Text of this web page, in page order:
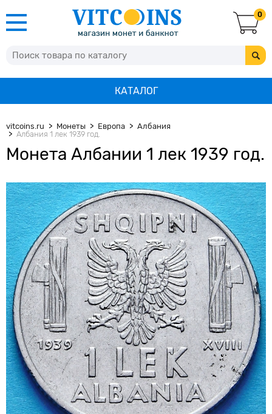
0
КАТАЛОГ
vitcoins.ru Монеты Европа
Албания
Албания 1 лек 1939 год.
Монета Албании 1 лек 1939 год.